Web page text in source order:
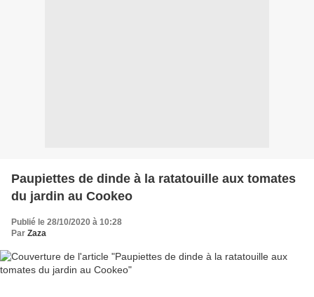
Paupiettes de dinde à la ratatouille aux tomates
du jardin au Cookeo
Publié le 28/10/2020 à 10:28
Par Zaza